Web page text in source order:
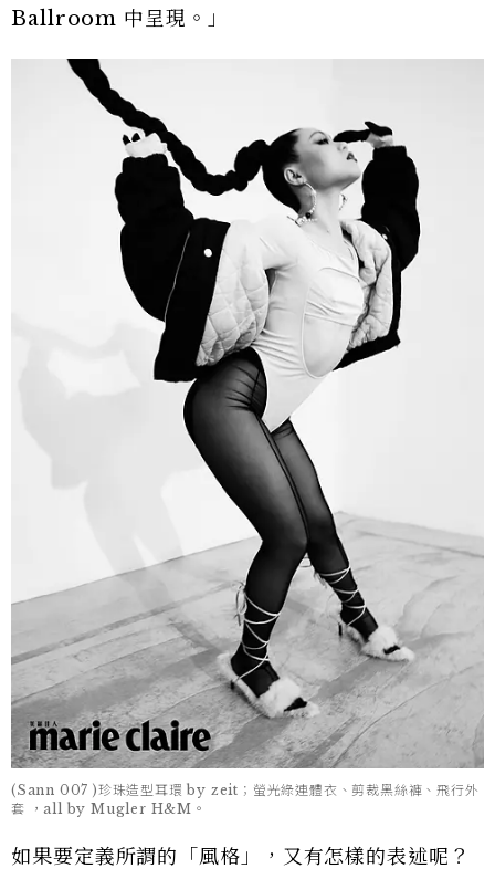
Ballroom 中呈現。」
(Sann 007 )珍珠造型耳環 by zeit；螢光綠連體衣、剪裁黑絲褲、飛行外
套 ，all by Mugler H&M。
如果要定義所謂的「風格」，又有怎樣的表述呢？